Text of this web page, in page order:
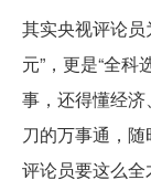
其实央视评论员
元”，更是“全
事，还得懂经
刀的万事通，
评论员要这么